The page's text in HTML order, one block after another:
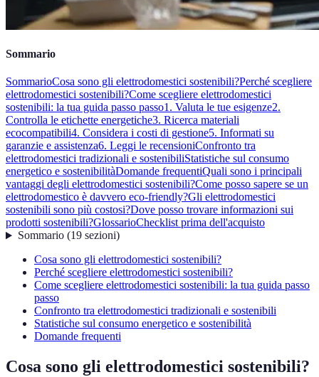
Sommario
SommarioCosa sono gli elettrodomestici sostenibili?Perché scegliere
elettrodomestici sostenibili?Come scegliere elettrodomestici
sostenibili: la tua guida passo passo1. Valuta le tue esigenze2.
Controlla le etichette energetiche3. Ricerca materiali
ecocompatibili4. Considera i costi di gestione5. Informati su
garanzie e assistenza6. Leggi le recensioniConfronto tra
elettrodomestici tradizionali e sostenibiliStatistiche sul consumo
energetico e sostenibilitàDomande frequentiQuali sono i principali
vantaggi degli elettrodomestici sostenibili?Come posso sapere se un
elettrodomestico è davvero eco-friendly?Gli elettrodomestici
sostenibili sono più costosi?Dove posso trovare informazioni sui
prodotti sostenibili?GlossarioChecklist prima dell'acquisto
Sommario(19 sezioni)
Cosa sono gli elettrodomestici sostenibili?
Perché scegliere elettrodomestici sostenibili?
Come scegliere elettrodomestici sostenibili: la tua guida passo
passo
Confronto tra elettrodomestici tradizionali e sostenibili
Statistiche sul consumo energetico e sostenibilità
Domande frequenti
Cosa sono gli elettrodomestici sostenibili?